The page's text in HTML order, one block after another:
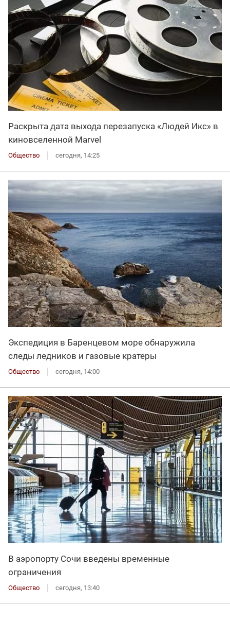
Раскрыта дата выхода перезапуска «Людей Икс» в
киновселенной Marvel
Общество сегодня, 14:25
Экспедиция в Баренцевом море обнаружила
следы ледников и газовые кратеры
Общество сегодня, 14:00
В аэропорту Сочи введены временные
ограничения
Общество сегодня, 13:40